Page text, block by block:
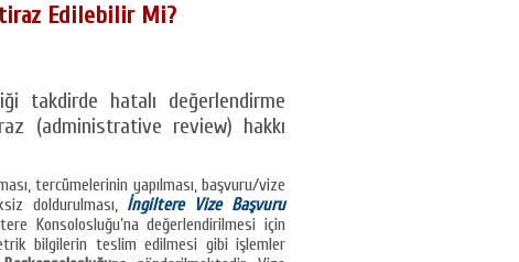
Edilebilir Mi?
takdirde hatalı değerlendirme
(administrative review) hakkı
tercümelerinin yapılması, başvuru/vize
doldurulması, İngiltere Vize Başvuru
Konsolosluğu’na değerlendirilmesi için
bilgilerin teslim edilmesi gibi işlemler